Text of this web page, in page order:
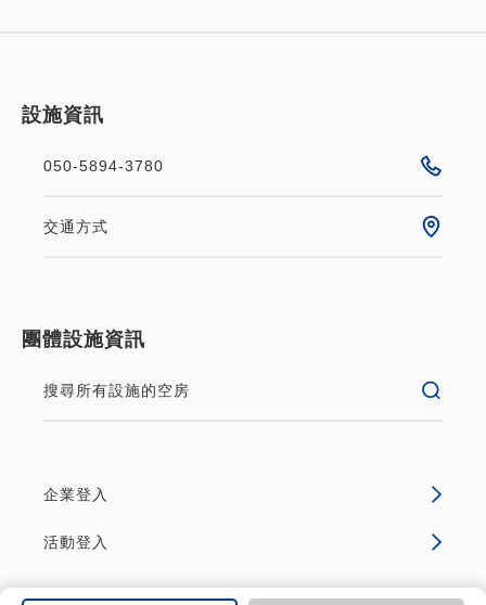
設施資訊
050-5894-3780
交通方式
團體設施資訊
搜尋所有設施的空房
企業登入
活動登入